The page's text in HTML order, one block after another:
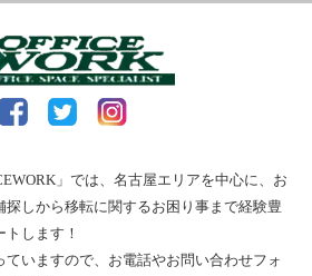
」では、名古屋エリアを中心に、お
しから移転に関するお困り事まで経験豊
します！
ていますので、お電話やお問い合わせフォ